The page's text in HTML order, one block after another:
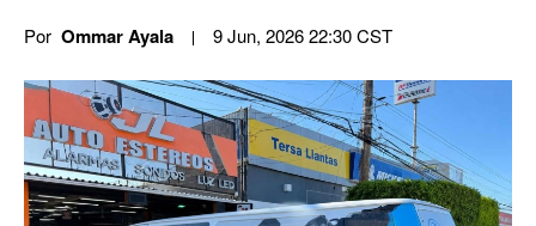
Por Ommar Ayala 9 Jun, 2026 22:30 CST